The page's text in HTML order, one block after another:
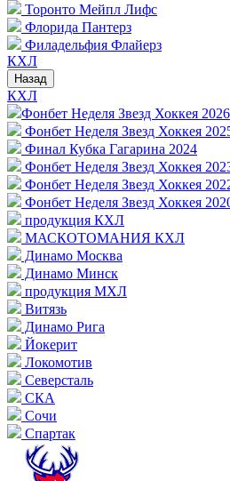
Торонто Мейпл Лифс
Флорида Пантерз
Филадельфия Флайерз
КХЛ
Назад
КХЛ
Фонбет Неделя Звезд Хоккея 2026
Фонбет Неделя Звезд Хоккея
Финал Кубка Гагарина 2024
Фонбет Неделя Звезд Хоккея
Фонбет Неделя Звезд Хоккея
Фонбет Неделя Звезд Хоккея
продукция КХЛ
МАСКОТОМАНИЯ КХЛ
Динамо Москва
Динамо Минск
продукция МХЛ
Витязь
Динамо Рига
Йокерит
Локомотив
Северсталь
СКА
Сочи
Спартак